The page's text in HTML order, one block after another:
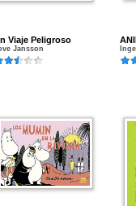
Viaje Peligroso
Jansson